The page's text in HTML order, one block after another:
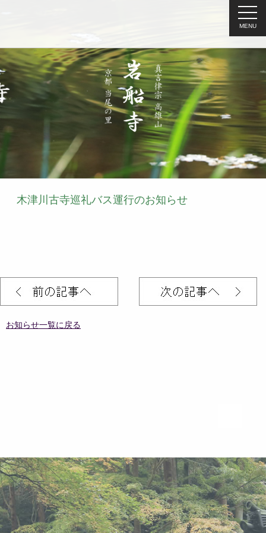
MENU
木津川古寺巡礼バス運行のお知らせ
お知らせ一覧に戻る